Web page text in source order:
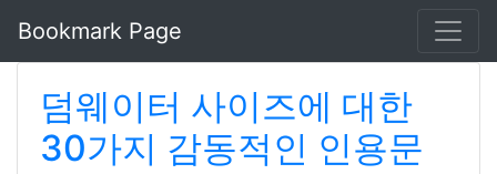
Bookmark Page
덤웨이터 사이즈에 대한
30가지 감동적인 인용문